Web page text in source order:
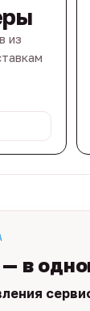
из
в